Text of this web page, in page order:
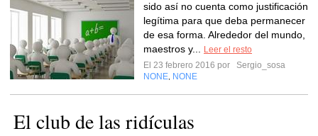
sido así no cuenta como justificación
legítima para que deba permanecer
de esa forma. Alrededor del mundo,
maestros y...
Leer el resto
El 23 febrero 2016 por
Sergio_sosa
NONE NONE
El club de las ridículas